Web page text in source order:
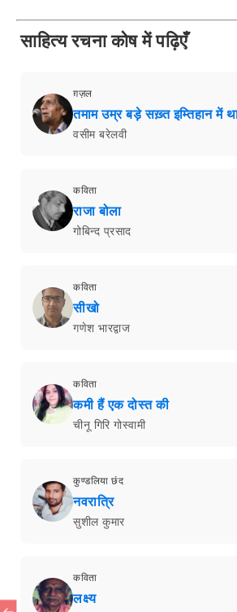
साहित्य रचना कोष में पढ़िएँ
ग़ज़ल
तमाम उम्र बड़े सख़्त इम्तिहान में
वसीम बरेलवी
कविता
राजा बोला
गोबिन्द प्रसाद
कविता
सीखो
गणेश भारद्वाज
कविता
कमी हैं एक दोस्त की
चीनू गिरि गोस्वामी
कुण्डलिया छंद
नवरात्रि
सुशील कुमार
कविता
लक्ष्य